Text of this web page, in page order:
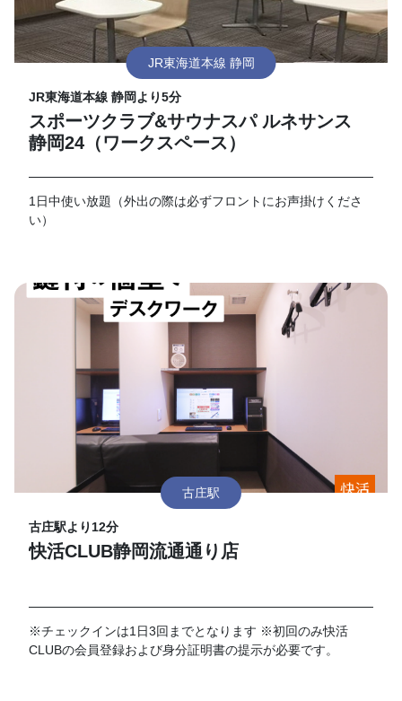
JR東海道本線 静岡
JR東海道本線 静岡より5分
スポーツクラブ&サウナスパ ルネサンス
静岡24（ワークスペース）
1日中使い放題（外出の際は必ずフロントにお声掛けくださ
い）
古庄駅
古庄駅より12分
快活CLUB静岡流通通り店
※チェックインは1日3回までとなります ※初回のみ快活
CLUBの会員登録および身分証明書の提示が必要です。